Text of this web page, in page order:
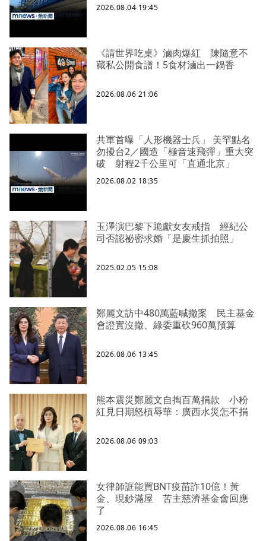
2026.08.04 19:45
《請世界吃桌》滷肉爆紅 陳隨意不
藏私公開食譜！5食材滷出一鍋香
2026.08.06 21:06
共軍首曝「人形機器士兵」 美罕點名
勿擾台2／國造「極音速飛彈」重大突
破 射程2千公里可「直通北京」
2026.08.02 18:35
玉澤演巴黎下跪獻女友戒指 經紀公
司否認祕密求婚「是慶生抓拍照」
2025.02.05 15:08
鄭麗文訪中480萬藍喊撤案 民主基金
會證實沒撤、綠委重砍960萬預算
2026.08.06 13:45
熊本震災鄭麗文自掏百萬捐款 小粉
紅見日期怒槓辱華：廣西水災怎不捐
2026.08.06 09:03
女律師誆能買BNT疫苗詐10億！黃
金、現鈔滿屋 苦主慈濟基金會回應
了
2026.08.06 16:45